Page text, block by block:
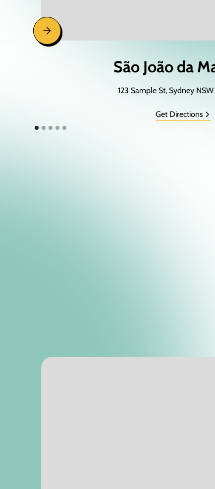
São João da
123 Sample St, Sydney
Get Directions